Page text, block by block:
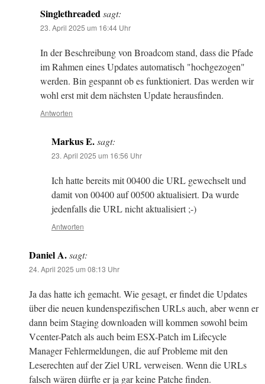
Singlethreadedsagt:
23. April 2025 um 16:44 Uhr
In der Beschreibung von Broadcom stand, dass die Pfade
im Rahmen eines Updates automatisch "hochgezogen"
werden. Bin gespannt ob es funktioniert. Das werden wir
wohl erst mit dem nächsten Update herausfinden.
Antworten
Markus E.sagt:
23. April 2025 um 16:56 Uhr
Ich hatte bereits mit 00400 die URL gewechselt und
damit von 00400 auf 00500 aktualisiert. Da wurde
jedenfalls die URL nicht aktualisiert ;-)
Antworten
Daniel A. sagt:
24. April 2025 um 08:13 Uhr
Ja das hatte ich gemacht. Wie gesagt, er findet die Updates
über die neuen kundenspezifischen URLs auch, aber wenn er
dann beim Staging downloaden will kommen sowohl beim
Vcenter-Patch als auch beim ESX-Patch im Lifecycle
Manager Fehlermeldungen, die auf Probleme mit den
Leserechten auf der Ziel URL verweisen. Wenn die URLs
falsch wären dürfte er ja gar keine Patche finden.